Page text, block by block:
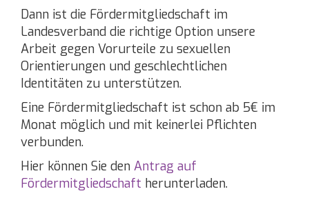
Dann ist die Fördermitgliedschaft im
Landesverband die richtige Option unsere
Arbeit gegen Vorurteile zu sexuellen
Orientierungen und geschlechtlichen
Identitäten zu unterstützen.
Eine Fördermitgliedschaft ist schon ab 5€ im
Monat möglich und mit keinerlei Pflichten
verbunden.
Hier können Sie den Antrag auf
Fördermitgliedschaft herunterladen.